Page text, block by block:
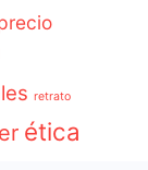
retrato
ética